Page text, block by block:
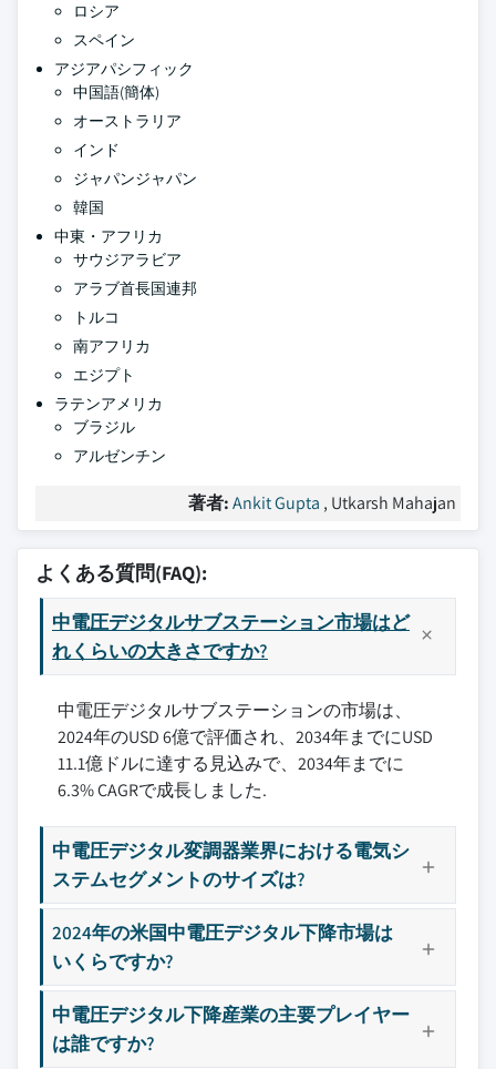
ロシア
スペイン
アジアパシフィック
中国語(簡体)
オーストラリア
インド
ジャパンジャパン
韓国
中東・アフリカ
サウジアラビア
アラブ首長国連邦
トルコ
南アフリカ
エジプト
ラテンアメリカ
ブラジル
アルゼンチン
著者:Ankit Gupta , Utkarsh Mahajan
よくある質問(FAQ):
中電圧デジタルサブステーション市場はど
れくらいの大きさですか?
中電圧デジタルサブステーションの市場は、
2024年のUSD 6億で評価され、2034年までにUSD
11.1億ドルに達する見込みで、2034年までに
6.3% CAGRで成長しました.
中電圧デジタル変調器業界における電気シ
ステムセグメントのサイズは?
2024年の米国中電圧デジタル下降市場は
いくらですか?
中電圧デジタル下降産業の主要プレイヤー
は誰ですか?